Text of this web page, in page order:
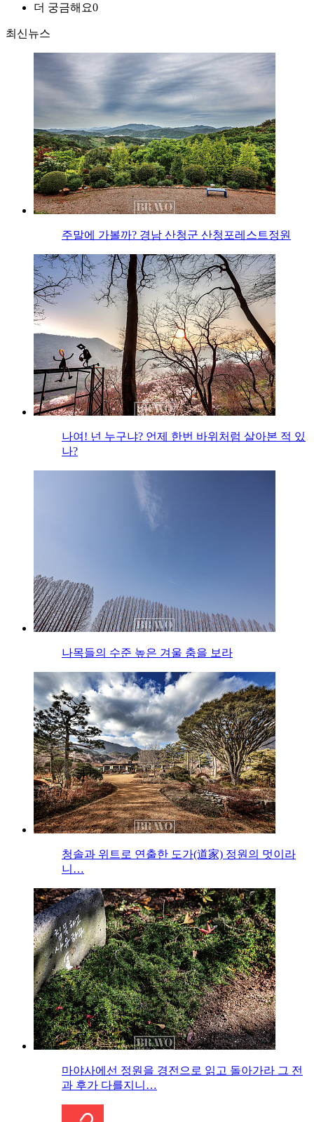
더 궁금해요0
최신뉴스
주말에 가볼까? 경남 산청군 산청포레스트정원
나여! 넌 누구냐? 언제 한번 바위처럼 살아본 적 있
나?
나목들의 수준 높은 겨울 춤을 보라
청솔과 위트로 연출한 도가(道家) 정원의 멋이라
니…
마야사에선 정원을 경전으로 읽고 돌아가라 그 전
과 후가 다를지니…